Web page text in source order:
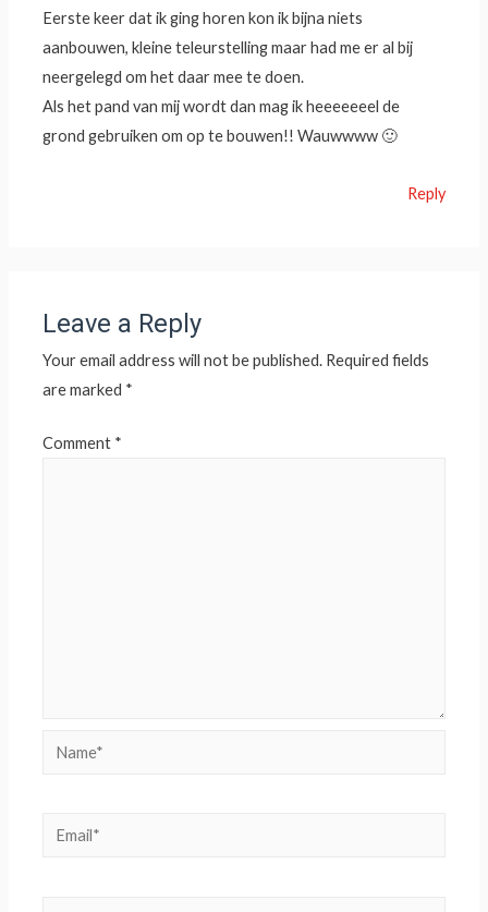
Eerste keer dat ik ging horen kon ik bijna niets
aanbouwen, kleine teleurstelling maar had me er al bij
neergelegd om het daar mee te doen.
Als het pand van mij wordt dan mag ik heeeeeeel de
grond gebruiken om op te bouwen!! Wauwwww 🙂
Reply
Leave a Reply
Your email address will not be published. Required fields
are marked *
Comment *
Name*
Email*